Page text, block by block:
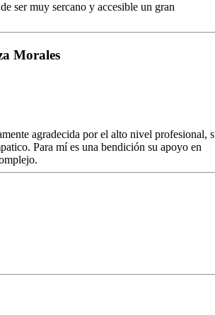
ser muy sercano y accesible un gran
Morales
agradecida por el alto nivel profesional,
Para mí es una bendición su apoyo en